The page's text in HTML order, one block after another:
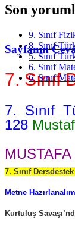
Son
9. Sınıf
8. Sınıf
5. Sınıf
6. Sınıf
6. Sınıf
Sayfanın
7. Sınıf
7. Sınıf
128
7. Sınıf
Metne Hazırlanalım
Kurtuluş